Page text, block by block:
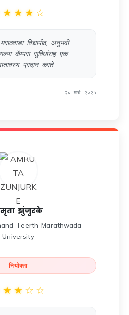
☆
★
★
★
विद्यापीठ, अनुभवी
कॅम्पस सुविधांसह एक
प्रदान करते.
२० मार्च, २०२५
झुंजुरके
Teerth Marathwada
University
नियोक्ता
☆
☆
★
★